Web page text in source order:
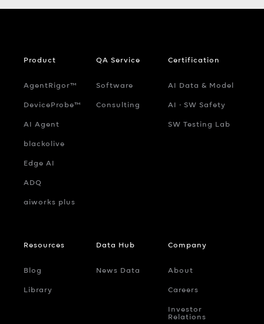
Product
AgentRigor™
DeviceProbe™
AI Agent
blackolive
Edge AI
ADQ
aiworks plus
QA Service
Software
Consulting
Certification
AI Data & Model
AI ‧ SW Safety
SW Testing Lab
Resources
Blog
Library
Data Hub
News Data
Company
About
Careers
Investor
Relations